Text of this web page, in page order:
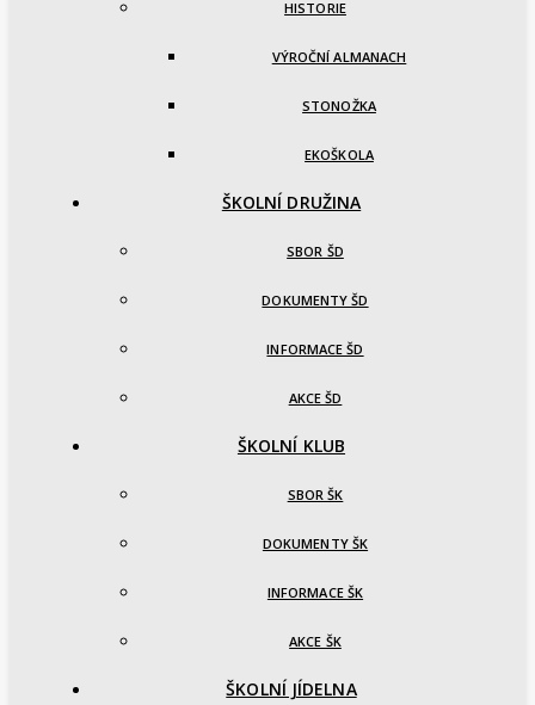
HISTORIE
VÝROČNÍ ALMANACH
STONOŽKA
EKOŠKOLA
ŠKOLNÍ DRUŽINA
SBOR ŠD
DOKUMENTY ŠD
INFORMACE ŠD
AKCE ŠD
ŠKOLNÍ KLUB
SBOR ŠK
DOKUMENTY ŠK
INFORMACE ŠK
AKCE ŠK
ŠKOLNÍ JÍDELNA